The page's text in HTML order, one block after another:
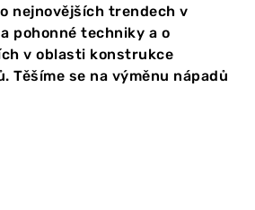
nejnovějších trendech v
pohonné techniky a o
v oblasti konstrukce
Těšíme se na výměnu nápadů